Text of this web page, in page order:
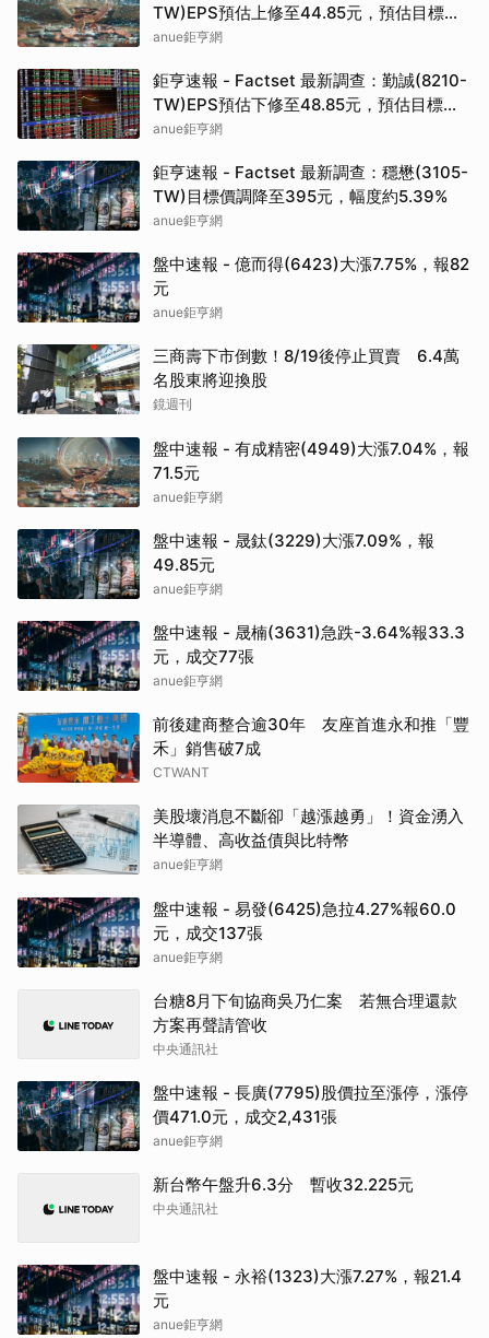
TW)EPS預估上修至44.85元，預估目標價
為2725元
anue鉅亨網
鉅亨速報 - Factset 最新調查：勤誠(8210-
TW)EPS預估下修至48.85元，預估目標價
為1600元
anue鉅亨網
鉅亨速報 - Factset 最新調查：穩懋(3105-
TW)目標價調降至395元，幅度約5.39%
anue鉅亨網
盤中速報 - 億而得(6423)大漲7.75%，報82
元
anue鉅亨網
三商壽下市倒數！8/19後停止買賣 6.4萬
名股東將迎換股
鏡週刊
盤中速報 - 有成精密(4949)大漲7.04%，報
71.5元
anue鉅亨網
盤中速報 - 晟鈦(3229)大漲7.09%，報
49.85元
anue鉅亨網
盤中速報 - 晟楠(3631)急跌-3.64%報33.3
元，成交77張
anue鉅亨網
前後建商整合逾30年 友座首進永和推「豐
禾」銷售破7成
CTWANT
美股壞消息不斷卻「越漲越勇」！資金湧入
半導體、高收益債與比特幣
anue鉅亨網
盤中速報 - 易發(6425)急拉4.27%報60.0
元，成交137張
anue鉅亨網
台糖8月下旬協商吳乃仁案 若無合理還款
方案再聲請管收
中央通訊社
盤中速報 - 長廣(7795)股價拉至漲停，漲停
價471.0元，成交2,431張
anue鉅亨網
新台幣午盤升6.3分 暫收32.225元
中央通訊社
盤中速報 - 永裕(1323)大漲7.27%，報21.4
元
anue鉅亨網